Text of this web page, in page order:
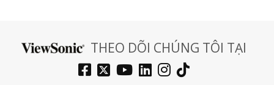
THEO DÕI CHÚNG TÔI TẠI